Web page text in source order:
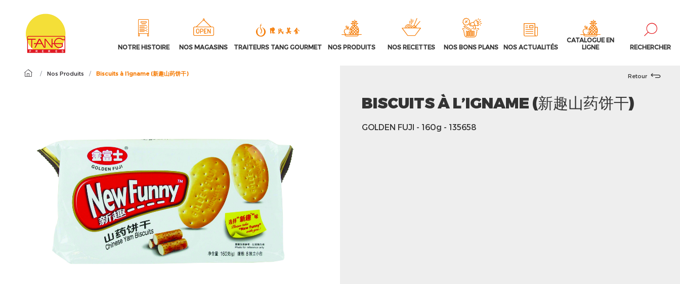
NOTRE HISTOIRE NOS MAGASINS TRAITEURS TANG GOURMET NOS PRODUITS NOS RECETTES NOS BONS PLANS NOS ACTUALITÉS
CATALOGUE EN
LIGNE
RECHERCHER
/ Nos Produits / Biscuits à l’igname (新趣山药饼干) Retour
BISCUITS À L’IGNAME (新趣山药饼干)
GOLDEN FUJI - 160g - 135658